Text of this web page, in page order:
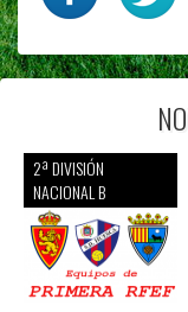
2ª DIVISIÓN
NACIONAL B